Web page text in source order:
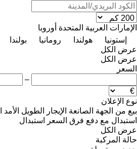
الإمارات العربية المتحدة أوروبا
إستونيا
هولندا رومانيا
بولندا
عرض الكل
عرض الكل
السعر
–
نوع الإعلان
بيع من الجهة الصانعة الإيجار الطويل الأمد
استبدال مع دفع فرق السعر
استبدال
عرض الكل
حالة المركبة